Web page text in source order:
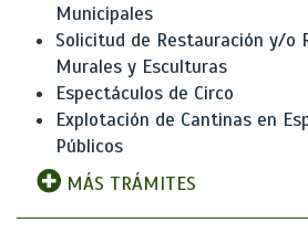
Municipales
Solicitud de Restauración y/o
Murales y Esculturas
Espectáculos de Circo
Explotación de Cantinas en
Públicos
MÁS TRÁMITES